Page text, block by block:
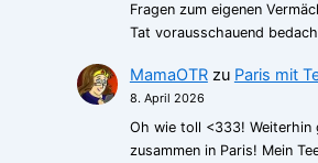
Fragen zum eigenen
Tat vorausschauend
MamaOTRzu Paris mit
8. April 2026
Oh wie toll <333! Weiterhin
zusammen in Paris! Mein